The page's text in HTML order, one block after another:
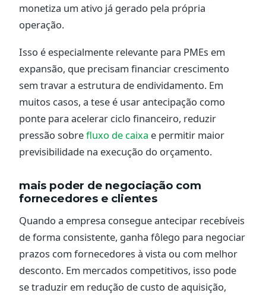
monetiza um ativo já gerado pela própria
operação.
Isso é especialmente relevante para PMEs em
expansão, que precisam financiar crescimento
sem travar a estrutura de endividamento. Em
muitos casos, a tese é usar antecipação como
ponte para acelerar ciclo financeiro, reduzir
pressão sobrefluxo de caixa e permitir maior
previsibilidade na execução do orçamento.
mais poder de negociação com
fornecedores e clientes
Quando a empresa consegue antecipar recebíveis
de forma consistente, ganha fôlego para negociar
prazos com fornecedores à vista ou com melhor
desconto. Em mercados competitivos, isso pode
se traduzir em redução de custo de aquisição,